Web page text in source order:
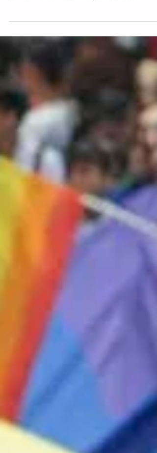
Fray Bartolomé de Las Casas (Frayba) se
solidarizó con las integrantes de
Consorcio para el...